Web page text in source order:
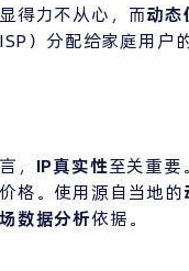
得力不从心，而动态
）分配给家庭用户
， IP真实性至关重要
格。使用源自当地的
数据分析依据。